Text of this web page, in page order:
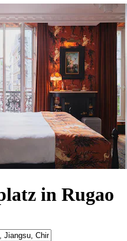
in Rugao